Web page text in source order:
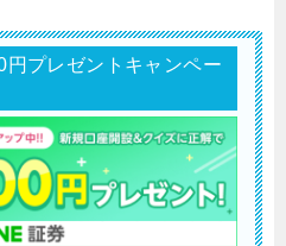
プレゼントキャンペー